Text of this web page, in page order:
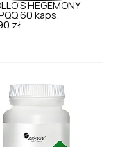
HEGEMONY
PQQ 60 kaps.
zł